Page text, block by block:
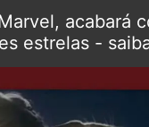
acabará
estrelas -